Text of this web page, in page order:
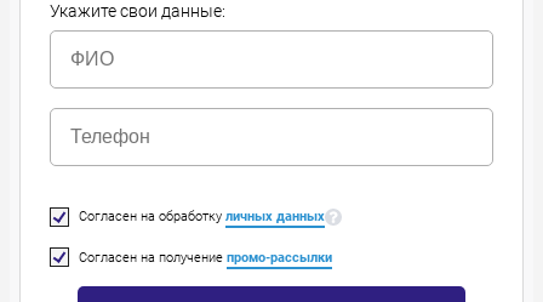
Укажите свои данные:
Согласен на обработку личных данных
Согласен на получение промо-рассылки